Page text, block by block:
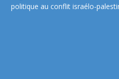
politique au conflit israélo-